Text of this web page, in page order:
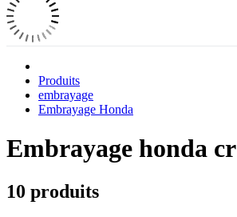
Produits
embrayage
Embrayage Honda
Embrayage honda cr
10 produits